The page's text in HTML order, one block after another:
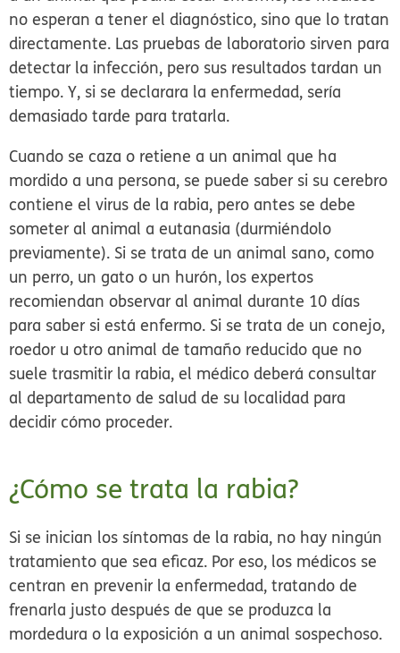
no esperan a tener el diagnóstico, sino que lo tratan
directamente. Las pruebas de laboratorio sirven para
detectar la infección, pero sus resultados tardan un
tiempo. Y, si se declarara la enfermedad, sería
demasiado tarde para tratarla.
Cuando se caza o retiene a un animal que ha
mordido a una persona, se puede saber si su cerebro
contiene el virus de la rabia, pero antes se debe
someter al animal a eutanasia (durmiéndolo
previamente). Si se trata de un animal sano, como
un perro, un gato o un hurón, los expertos
recomiendan observar al animal durante 10 días
para saber si está enfermo. Si se trata de un conejo,
roedor u otro animal de tamaño reducido que no
suele trasmitir la rabia, el médico deberá consultar
al departamento de salud de su localidad para
decidir cómo proceder.
¿Cómo se trata la rabia?
Si se inician los síntomas de la rabia, no hay ningún
tratamiento que sea eficaz. Por eso, los médicos se
centran en prevenir la enfermedad, tratando de
frenarla justo después de que se produzca la
mordedura o la exposición a un animal sospechoso.